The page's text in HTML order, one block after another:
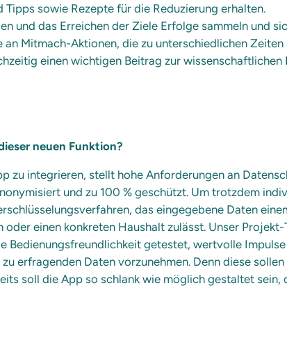
Tipps sowie Rezepte für die Reduzierung erhalten.
und das Erreichen der Ziele Erfolge sammeln und
an Mitmach-Aktionen, die zu unterschiedlichen
einen wichtigen Beitrag zur wissenschaftlichen
neuen Funktion?
zu integrieren, stellt hohe Anforderungen an
und zu 100 % geschützt. Um trotzdem
das eingegebene Daten
einen konkreten Haushalt zulässt. Unser
Bedienungsfreundlichkeit getestet, wertvolle
erfragenden Daten vorzunehmen. Denn diese
soll die App so schlank wie möglich gestaltet sein,